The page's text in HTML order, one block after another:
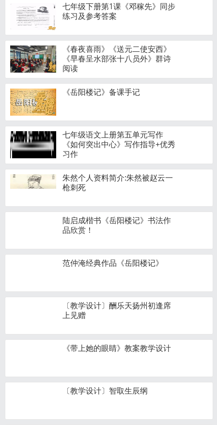
七年级下册第1课《邓稼先》同步
练习及参考答案
《春夜喜雨》《送元二使安西》
《早春呈水部张十八员外》群诗
阅读
《岳阳楼记》备课手记
七年级语文上册第五单元写作
《如何突出中心》写作指导+优秀
习作
朱然个人资料简介:朱然被赵云一
枪刺死
陆启成楷书《岳阳楼记》书法作
品欣赏！
范仲淹经典作品《岳阳楼记》
〔教学设计〕酬乐天扬州初逢席
上见赠
《带上她的眼睛》教案教学设计
〔教学设计〕智取生辰纲